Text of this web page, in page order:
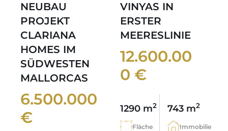
NEUBAU
PROJEKT
CLARIANA
HOMES IM
SÜDWESTEN
MALLORCAS
6.500.000
€
VINYAS IN
ERSTER
MEERESLINIE
12.600.00
0 €
1290 m2
Fläche
743 m2
Immobilie